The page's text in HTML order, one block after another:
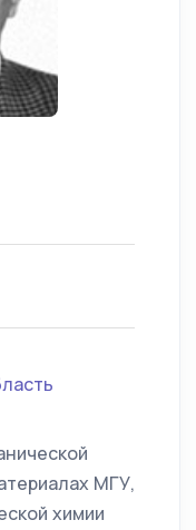
МГУ,
химии